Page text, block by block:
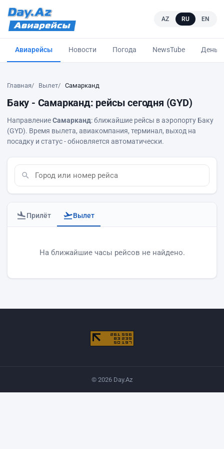
AZ RU EN
Авиарейсы Новости Погода NewsTube
Главная Вылет Самарканд
Баку - Самарканд: рейсы сегодня (GYD)
НаправлениеСамарканд: ближайшие рейсы в аэропорту Баку
(GYD). Время вылета, авиакомпания, терминал, выход на
посадку и статус - обновляется автоматически.
Прилёт Вылет
На ближайшие часы рейсов не найдено.
© 2026 Day.Az